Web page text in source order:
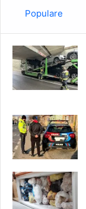
Populare